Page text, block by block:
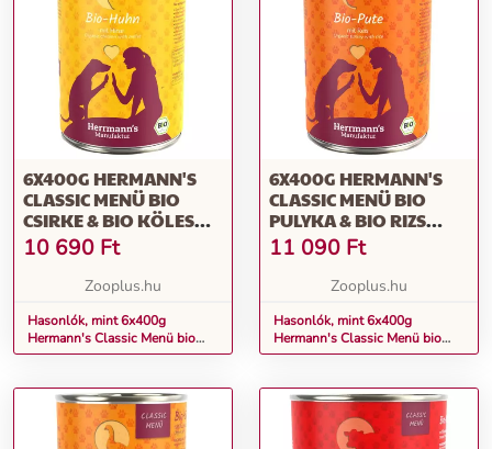
6X400G HERMANN'S
CLASSIC MENÜ BIO
CSIRKE & BIO KÖLES
NEDVES KUTYATÁP
10 690 Ft
Zooplus.hu
Hasonlók, mint 6x400g
Hermann's Classic Menü bio
csirke & bio köles nedves
6X400G HERMANN'S
CLASSIC MENÜ BIO
PULYKA & BIO RIZS
NEDVES KUTYATÁP
11 090 Ft
Zooplus.hu
Hasonlók, mint 6x400g
Hermann's Classic Menü bio
pulyka & bio rizs nedves